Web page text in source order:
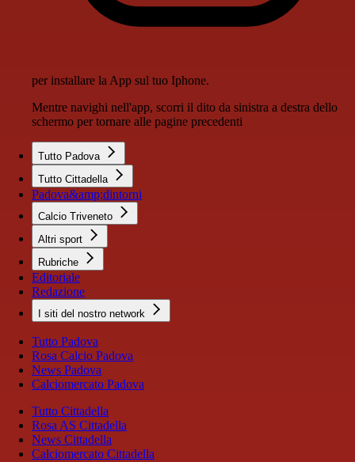
per installare la App sul tuo Iphone.
Mentre navighi nell'app, scorri il dito da sinistra a destra dello
schermo per tornare alle pagine precedenti
Tutto Padova
Tutto Cittadella
Padova&amp;dintorni
Calcio Triveneto
Altri sport
Rubriche
Editoriale
Redazione
I siti del nostro network
Tutto Padova
Rosa Calcio Padova
News Padova
Calciomercato Padova
Tutto Cittadella
Rosa AS Cittadella
News Cittadella
Calciomercato Cittadella